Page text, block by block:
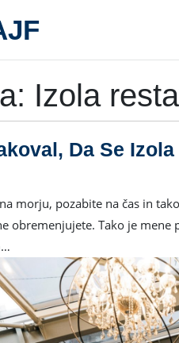
Izola
Da Se
obremenjujete. Tako je